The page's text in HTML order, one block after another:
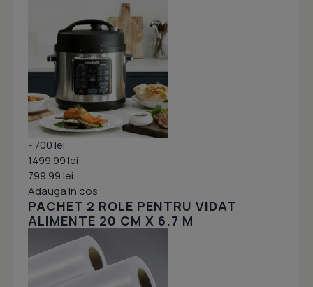
- 700 lei
1499.99 lei
799.99 lei
Adauga in cos
PACHET 2 ROLE PENTRU VIDAT
ALIMENTE 20 CM X 6.7 M